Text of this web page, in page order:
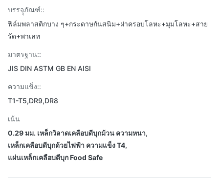
บรรจุุภัณฑ์::
ฟิล์มพลาสติกบาง ๆ+กระดาษกันสนิม+ฝาครอบโลหะ+มุมโลหะ+สาย
รัด+พาเลท
มาตรฐาน::
JIS DIN ASTM GB EN AISI
ความแข็ง::
T1-T5,DR9,DR8
เน้น
0.29 มม. เหล็กวิลาดเคลือบดีบุกม้วน ความหนา,
เหล็กเคลือบดีบุกด้วยไฟฟ้า ความแข็ง T4,
แผ่นเหล็กเคลือบดีบุก Food Safe